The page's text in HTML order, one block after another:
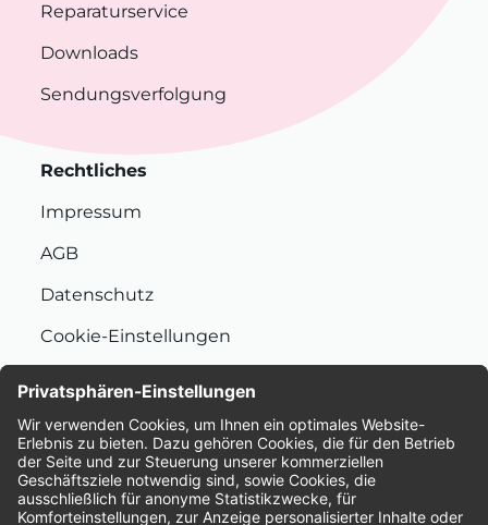
Reparaturservice
Downloads
Sendungsverfolgung
Rechtliches
Impressum
AGB
Datenschutz
Cookie-Einstellungen
Bewertungen